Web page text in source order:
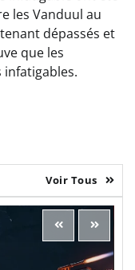
les Vanduul au
dépassés et
que les
infatigables.
Voir Tous